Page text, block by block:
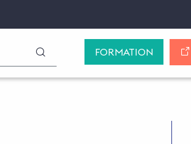
LANCER LA RECHERCHE
FORMATION